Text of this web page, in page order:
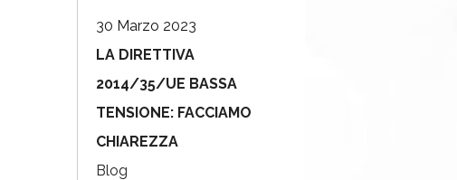
30 Marzo 2023
LA DIRETTIVA
2014/35/UE BASSA
TENSIONE: FACCIAMO
CHIAREZZA
Blog